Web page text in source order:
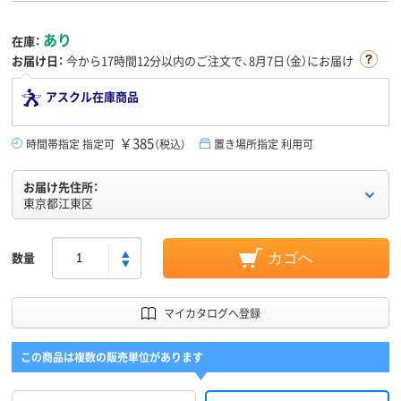
在庫： あり
お届け日： 今から17時間12分以内のご注文で、8月7日（金）にお届け
アスクル在庫商品
時間帯指定 指定可 ￥385（税込） 置き場所指定 利用可
お届け先住所：
東京都江東区
数量 カゴへ
マイカタログへ登録
この商品は複数の販売単位があります